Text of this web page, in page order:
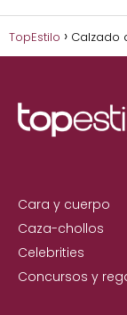
TopEstilo Calzado
Cara y cuerpo
Caza-chollos
Celebrities
Concursos y